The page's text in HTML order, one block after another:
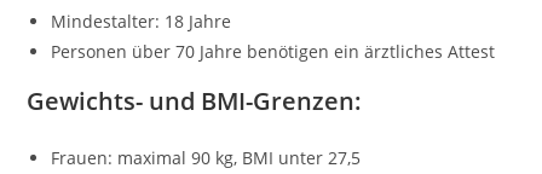
Mindestalter: 18 Jahre
Personen über 70 Jahre benötigen ein ärztliches Attest
Gewichts- und BMI-Grenzen:
Frauen: maximal 90 kg, BMI unter 27,5